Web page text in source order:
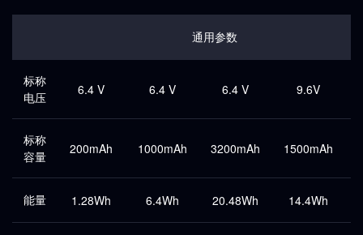
通用参数
标称
电压
6.4 V 6.4 V 6.4 V 9.6V
标称
容量
200mAh 1000mAh 3200mAh 1500mAh
能量 1.28Wh 6.4Wh 20.48Wh 14.4Wh